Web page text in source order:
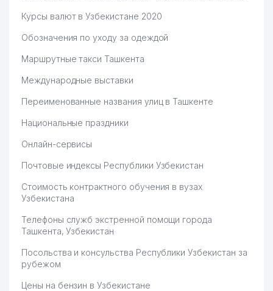
Курсы валют в Узбекистане 2020
Обозначения по уходу за одеждой
Маршрутные такси Ташкента
Международные выставки
Переименованные названия улиц в Ташкенте
Национальные праздники
Онлайн-сервисы
Почтовые индексы Республики Узбекистан
Стоимость контрактного обучения в вузах
Узбекистана
Телефоны служб экстренной помощи города
Ташкента, Узбекистан
Посольства и консульства Республики Узбекистан за
рубежом
Цены на бензин в Узбекистане